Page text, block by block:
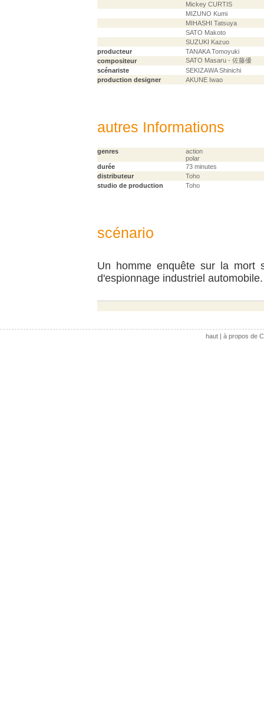
Mickey CURTIS
MIZUNO Kumi
MIHASHI Tatsuya
SATO Makoto
SUZUKI Kazuo
producteur
TANAKA Tomoyuki
compositeur
SATO Masaru - 佐藤優
scénariste
SEKIZAWA Shinichi
production designer
AKUNE Iwao
autres Informations
genres
action
polar
durée
73 minutes
distributeur
Toho
studio de production
Toho
scénario
Un homme enquête sur la mort
d'espionnage industriel automobile.
haut| à propos de